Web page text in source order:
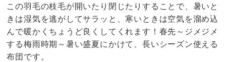
この羽毛の枝毛が開いたり閉じたりすることで、暑いと
きは湿気を逃がしてサラッと、寒いときは空気を溜め込
んで暖かくちょうど良くしてくれます！春先～ジメジメ
する梅雨時期～暑い盛夏にかけて、長いシーズン使える
布団です。